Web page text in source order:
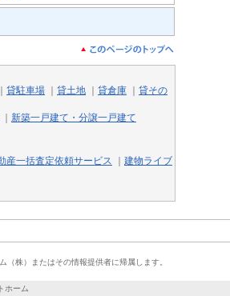
貸駐車場 貸土地 貸倉庫
貸その
新築一戸建て・分譲一戸建て
産一括査定依頼サービス
建物ライブ
（株）またはその情報提供者に帰属します。
ホーム